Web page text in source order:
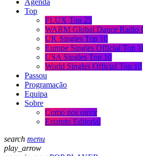
Agenda
Top
FLUX Top 25
WARM Global Dance Radio
UK Singles Top 10
Europe Singles Official Top
USA Singles Top 10
World Singles Official Top 10
Passou
Programação
Equipa
Sobre
Como nos ouvir
Estatuto Editorial
search menu
play_arrow